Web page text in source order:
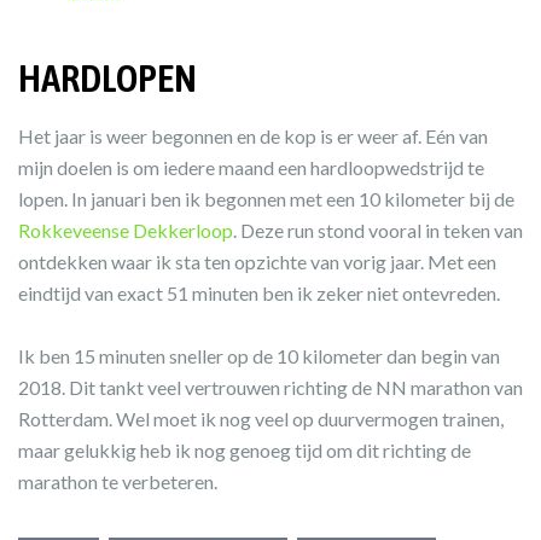
HARDLOPEN
Het jaar is weer begonnen en de kop is er weer af. Eén van
mijn doelen is om iedere maand een hardloopwedstrijd te
lopen. In januari ben ik begonnen met een 10 kilometer bij de
Rokkeveense Dekkerloop . Deze run stond vooral in teken van
ontdekken waar ik sta ten opzichte van vorig jaar. Met een
eindtijd van exact 51 minuten ben ik zeker niet ontevreden.
Ik ben 15 minuten sneller op de 10 kilometer dan begin van
2018. Dit tankt veel vertrouwen richting de NN marathon van
Rotterdam. Wel moet ik nog veel op duurvermogen trainen,
maar gelukkig heb ik nog genoeg tijd om dit richting de
marathon te verbeteren.